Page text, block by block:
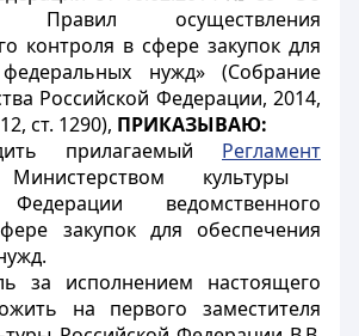
Правил осуществления
контроля в сфере закупок для
нужд» (Собрание
Российской Федерации, 2014,
ст. 1290), ПРИКАЗЫВАЮ:
прилагаемый Регламент
культуры
ведомственного
закупок для обеспечения
за исполнением настоящего
на первого заместителя